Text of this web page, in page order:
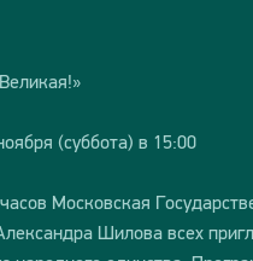
(суббота) в 15:00
Московская
Шилова всех